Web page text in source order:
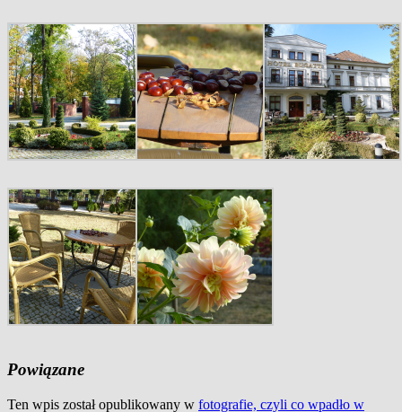
Powiązane
Ten wpis został opublikowany w fotografie, czyli co wpadło w